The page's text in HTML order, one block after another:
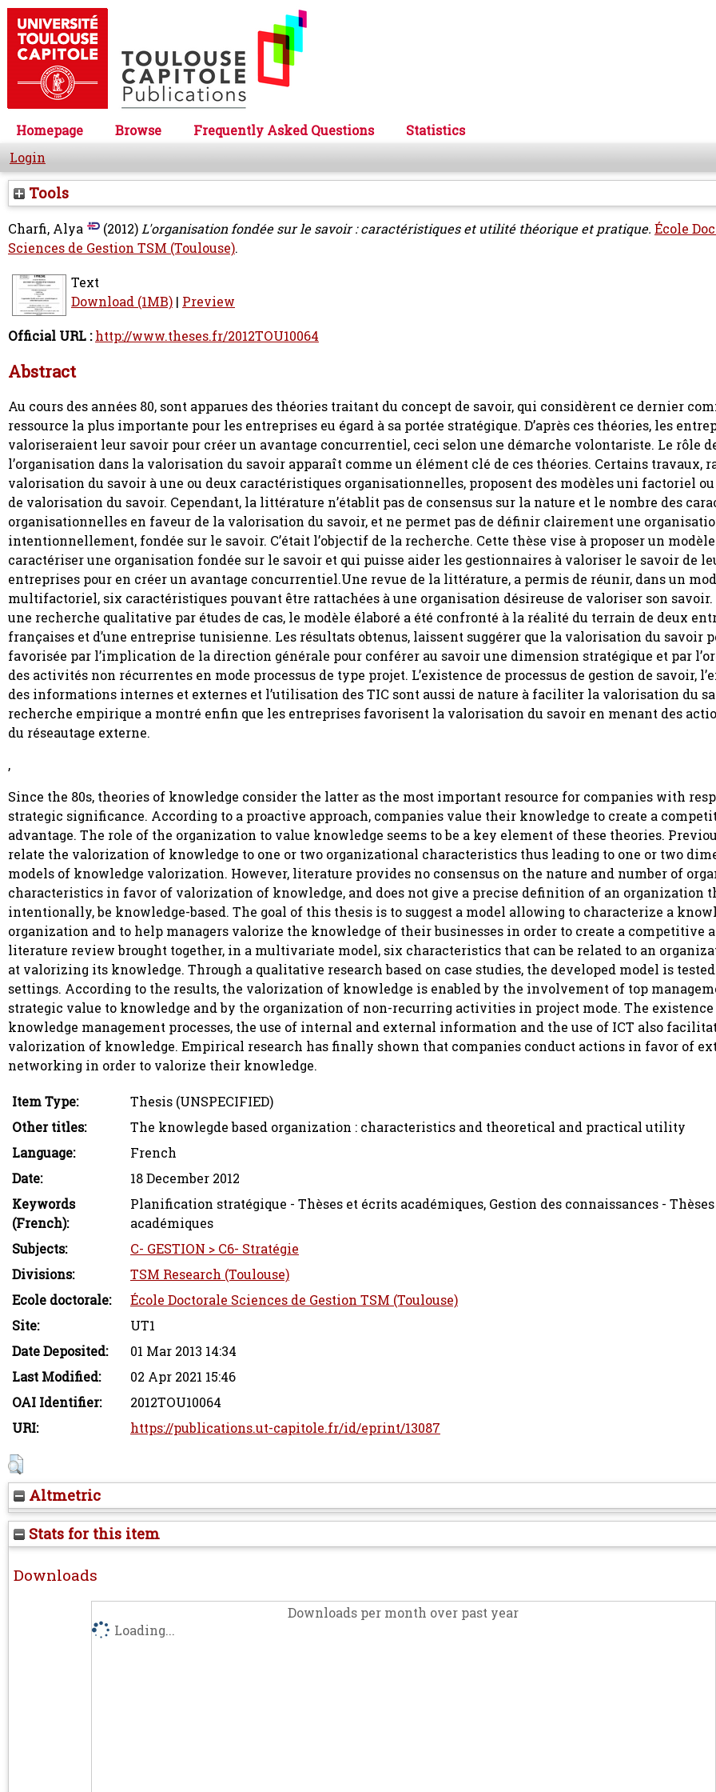
Homepage Browse Frequently Asked Questions
Statistics
Login
Tools
Charfi, Alya (2012)L'organisation fondée sur le savoir : caractéristiques et utilité théorique et pratique. École
Sciences de Gestion TSM (Toulouse).
Text
Download (1MB) | Preview
Official URL : http://www.theses.fr/2012TOU10064
Abstract
Au cours des années 80, sont apparues des théories traitant du concept de savoir, qui considèrent ce dernier
ressource la plus importante pour les entreprises eu égard à sa portée stratégique. D’après ces théories, les
valoriseraient leur savoir pour créer un avantage concurrentiel, ceci selon une démarche volontariste. Le rôle
l’organisation dans la valorisation du savoir apparaît comme un élément clé de ces théories. Certains travaux,
valorisation du savoir à une ou deux caractéristiques organisationnelles, proposent des modèles uni factoriel
de valorisation du savoir. Cependant, la littérature n’établit pas de consensus sur la nature et le nombre des
organisationnelles en faveur de la valorisation du savoir, et ne permet pas de définir clairement une
intentionnellement, fondée sur le savoir. C’était l’objectif de la recherche. Cette thèse vise à proposer un
caractériser une organisation fondée sur le savoir et qui puisse aider les gestionnaires à valoriser le savoir de
entreprises pour en créer un avantage concurrentiel.Une revue de la littérature, a permis de réunir, dans un
multifactoriel, six caractéristiques pouvant être rattachées à une organisation désireuse de valoriser son
une recherche qualitative par études de cas, le modèle élaboré a été confronté à la réalité du terrain de deux
françaises et d’une entreprise tunisienne. Les résultats obtenus, laissent suggérer que la valorisation du savoir
favorisée par l’implication de la direction générale pour conférer au savoir une dimension stratégique et par
des activités non récurrentes en mode processus de type projet. L’existence de processus de gestion de savoir,
des informations internes et externes et l’utilisation des TIC sont aussi de nature à faciliter la valorisation du
recherche empirique a montré enfin que les entreprises favorisent la valorisation du savoir en menant des
du réseautage externe.
,
Since the 80s, theories of knowledge consider the latter as the most important resource for companies with
strategic significance. According to a proactive approach, companies value their knowledge to create a
advantage. The role of the organization to value knowledge seems to be a key element of these theories.
relate the valorization of knowledge to one or two organizational characteristics thus leading to one or two
models of knowledge valorization. However, literature provides no consensus on the nature and number of
characteristics in favor of valorization of knowledge, and does not give a precise definition of an organization
intentionally, be knowledge-based. The goal of this thesis is to suggest a model allowing to characterize a
organization and to help managers valorize the knowledge of their businesses in order to create a competitive
literature review brought together, in a multivariate model, six characteristics that can be related to an
at valorizing its knowledge. Through a qualitative research based on case studies, the developed model is
settings. According to the results, the valorization of knowledge is enabled by the involvement of top
strategic value to knowledge and by the organization of non-recurring activities in project mode. The
knowledge management processes, the use of internal and external information and the use of ICT also
valorization of knowledge. Empirical research has finally shown that companies conduct actions in favor of
networking in order to valorize their knowledge.
Item Type:
Thesis (UNSPECIFIED)
Other titles:
The knowlegde based organization : characteristics and theoretical and practical utility
Language:
French
Date:
18 December 2012
Keywords
(French):
Planification stratégique - Thèses et écrits académiques, Gestion des connaissances -
académiques
Subjects:
C- GESTION > C6- Stratégie
Divisions:
TSM Research (Toulouse)
Ecole doctorale:
École Doctorale Sciences de Gestion TSM (Toulouse)
Site:
UT1
Date Deposited:
01 Mar 2013 14:34
Last Modified:
02 Apr 2021 15:46
OAI Identifier:
2012TOU10064
URI:
https://publications.ut-capitole.fr/id/eprint/13087
Altmetric
Stats for this item
Downloads
Downloads per month over past year
Loading...